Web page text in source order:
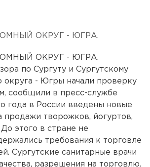
ОКРУГ - ЮГРА.
ОКРУГ - ЮГРА.
по Сургуту и Сургутскому
округа - Югры начали проверку
сообщили в пресс-службе
года в России введены новые
продажи творожков, йогуртов,
этого в стране не
требования к торговле
Сургутские санитарные врачи
разрешения на торговлю.